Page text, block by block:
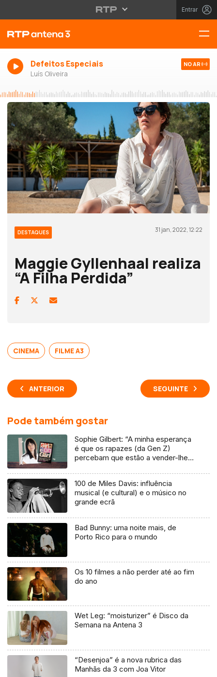
Entrar
Defeitos Especiais
Luís Oliveira
NO AR
DESTAQUES 31 jan, 2022, 12:22
Maggie Gyllenhaal realiza
“A Filha Perdida”
CINEMA FILME A3
ANTERIOR SEGUINTE
Pode também gostar
Sophie Gilbert: “A minha esperança
é que os rapazes (da Gen Z)
percebam que estão a vender-lhes
100 de Miles Davis: influência
musical (e cultural) e o músico no
grande ecrã
Bad Bunny: uma noite mais, de
Porto Rico para o mundo
Os 10 filmes a não perder até ao fim
do ano
Wet Leg: “moisturizer” é Disco da
Semana na Antena 3
“Desenjoa” é a nova rubrica das
Manhãs da 3 com Joa Vitor